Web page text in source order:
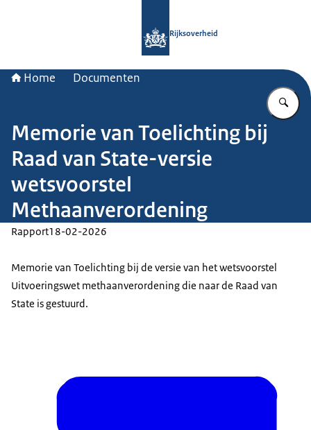
Rijksoverheid
Home Documenten
Memorie van Toelichting bij
Raad van State-versie
wetsvoorstel
Methaanverordening
Rapport18-02-2026
Memorie van Toelichting bij de versie van het wetsvoorstel
Uitvoeringswet methaanverordening die naar de Raad van
State is gestuurd.